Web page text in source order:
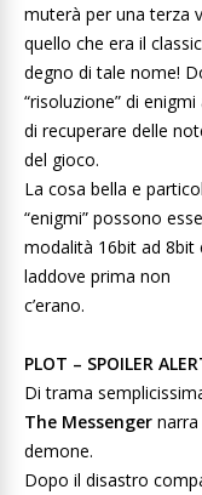
muterà per una terza
quello che era il
degno di tale nome!
“risoluzione” di
di recuperare delle
del gioco.
La cosa bella e
“enigmi” possono
modalità 16bit ad 8bit
laddove prima non
c’erano.
PLOT – SPOILER
Di trama
The Messenger
demone.
Dopo il disastro